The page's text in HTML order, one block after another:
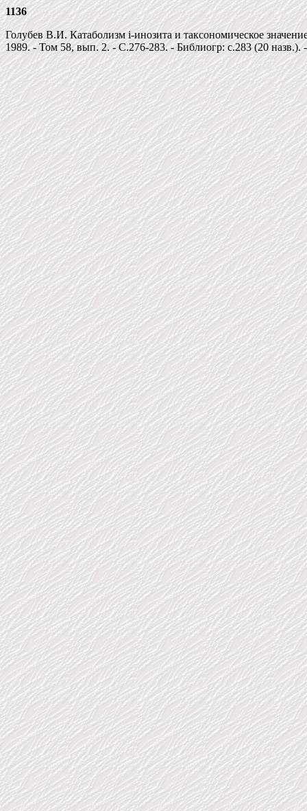
1136
Голубев В.И. Катаболизм i-инозита и таксономическое
1989. - Том 58, вып. 2. - C.276-283. - Библиогр: c.283 (20 назв.).